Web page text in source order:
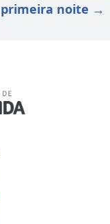
primeira noite →